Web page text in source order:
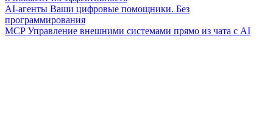
AI-агенты Ваши цифровые помощники. Без
программирования
MCP Управление внешними системами прямо из чата с AI